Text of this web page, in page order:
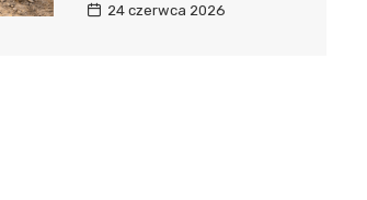
24 czerwca 2026